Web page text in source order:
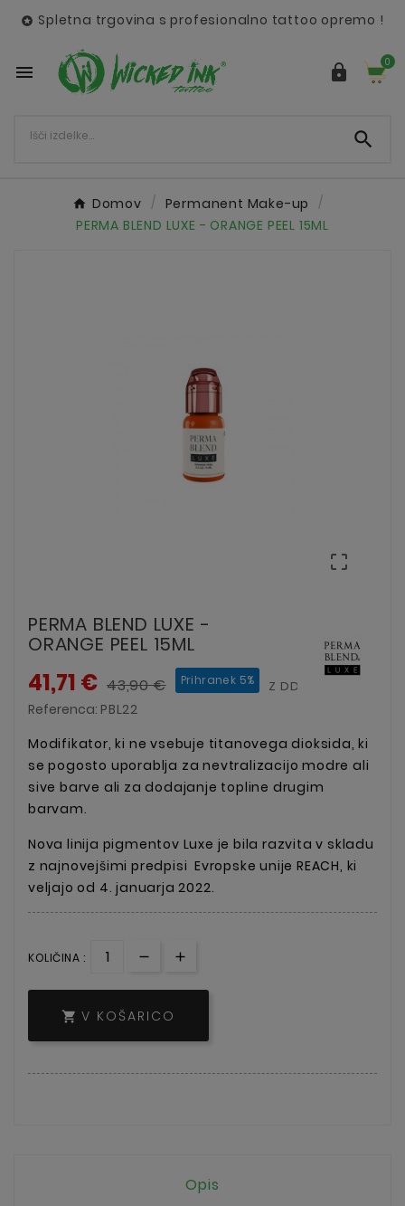
 Spletna trgovina s profesionalno tattoo opremo !
  0

Domov
Permanent Make-up
PERMA BLEND LUXE - ORANGE PEEL 15ML

PERMA BLEND LUXE -
ORANGE PEEL 15ML
41,71 € 43,90 € Prihranek 5% Z DDV
Referenca: PBL22
Modifikator, ki ne vsebuje titanovega dioksida, ki
se pogosto uporablja za nevtralizacijo modre ali
sive barve ali za dodajanje topline drugim
barvam.
Nova linija pigmentov Luxe je bila razvita v skladu
z najnovejšimi predpisi Evropske unije REACH, ki
veljajo od 4. januarja 2022.
KOLIČINA :
 V KOŠARICO
Opis